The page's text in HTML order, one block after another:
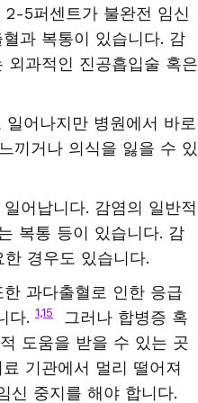
2-5퍼센트가 불완전 임신
과 복통이 있습니다. 감
외과적인 진공흡입술 혹은
일어나지만 병원에서 바로
끼거나 의식을 잃을 수 있
어납니다. 감염의 일반적
복통 등이 있습니다. 감
경우도 있습니다.
한 과다출혈로 인한 응급
다. 1,15
그러나 합병증 혹
도움을 받을 수 있는 곳
기관에서 멀리 떨어져
신 중지를 해야 합니다.